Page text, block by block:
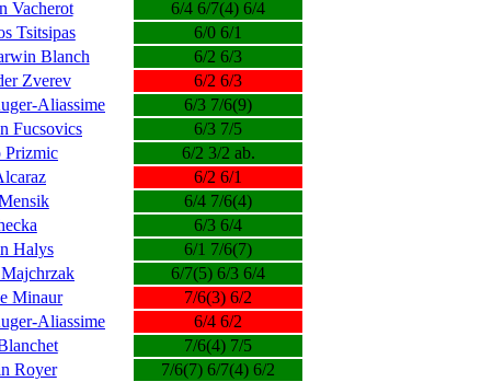
Vacherot
6/4 6/7(4) 6/4
Tsitsipas
6/0 6/1
Blanch
6/2 6/3
Zverev
6/2 6/3
Aliassime
6/3 7/6(9)
Fucsovics
6/3 7/5
Prizmic
6/2 3/2 ab.
6/2 6/1
6/4 7/6(4)
6/3 6/4
Halys
6/1 7/6(7)
6/7(5) 6/3 6/4
Minaur
7/6(3) 6/2
Aliassime
6/4 6/2
7/6(4) 7/5
Royer
7/6(7) 6/7(4) 6/2